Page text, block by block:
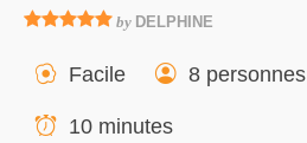
by DELPHINE
Facile 8 personnes
10 minutes